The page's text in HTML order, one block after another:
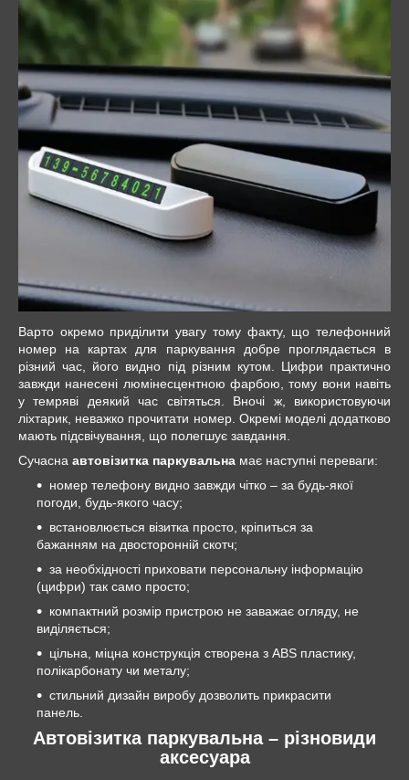
Варто окремо приділити увагу тому факту, що телефонний
номер на картах для паркування добре проглядається в
різний час, його видно під різним кутом. Цифри практично
завжди нанесені люмінесцентною фарбою, тому вони навіть
у темряві деякий час світяться. Вночі ж, використовуючи
ліхтарик, неважко прочитати номер. Окремі моделі додатково
мають підсвічування, що полегшує завдання.
Сучасна автовізитка паркувальна має наступні переваги:
номер телефону видно завжди чітко – за будь-якої
погоди, будь-якого часу;
встановлюється візитка просто, кріпиться за
бажанням на двосторонній скотч;
за необхідності приховати персональну інформацію
(цифри) так само просто;
компактний розмір пристрою не заважає огляду, не
виділяється;
цільна, міцна конструкція створена з ABS пластику,
полікарбонату чи металу;
стильний дизайн виробу дозволить прикрасити
панель.
Автовізитка паркувальна – різновиди
аксесуара